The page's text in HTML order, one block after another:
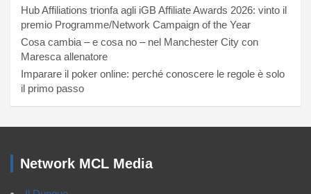
Hub Affiliations trionfa agli iGB Affiliate Awards 2026: vinto il
premio Programme/Network Campaign of the Year
Cosa cambia – e cosa no – nel Manchester City con
Maresca allenatore
Imparare il poker online: perché conoscere le regole è solo
il primo passo
Network MCL Media